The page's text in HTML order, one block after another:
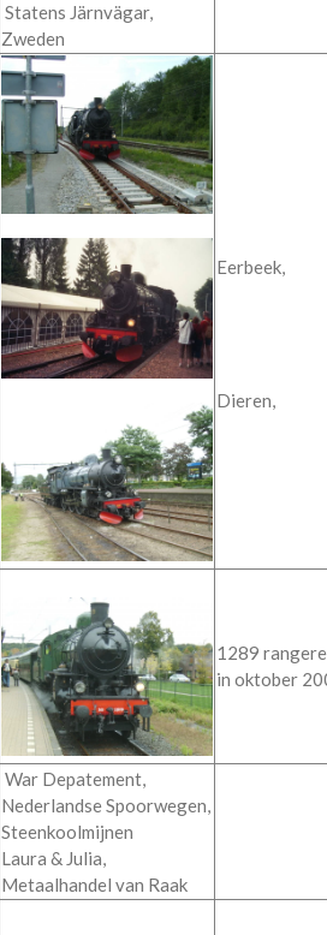
Statens Järnvägar,
Zweden
Eerbeek,
Dieren,
1289
in oktober
War Depatement,
Nederlandse Spoorwegen,
Steenkoolmijnen
Laura & Julia,
Metaalhandel van Raak